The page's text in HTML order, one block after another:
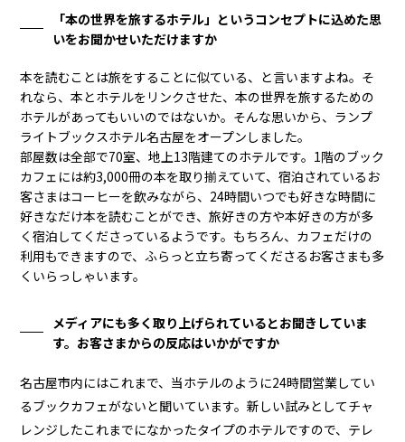
「本の世界を旅するホテル」というコンセプトに込めた思
いをお聞かせいただけますか
本を読むことは旅をすることに似ている、と言いますよね。そ
れなら、本とホテルをリンクさせた、本の世界を旅するための
ホテルがあってもいいのではないか。そんな思いから、ランプ
ライトブックスホテル名古屋をオープンしました。
部屋数は全部で70室、地上13階建てのホテルです。1階のブック
カフェには約3,000冊の本を取り揃えていて、宿泊されているお
客さまはコーヒーを飲みながら、24時間いつでも好きな時間に
好きなだけ本を読むことができ、旅好きの方や本好きの方が多
く宿泊してくださっているようです。もちろん、カフェだけの
利用もできますので、ふらっと立ち寄ってくださるお客さまも多
くいらっしゃいます。
メディアにも多く取り上げられているとお聞きしていま
す。お客さまからの反応はいかがですか
名古屋市内にはこれまで、当ホテルのように24時間営業してい
るブックカフェがないと聞いています。新しい試みとしてチャ
レンジしたこれまでになかったタイプのホテルですので、テレ